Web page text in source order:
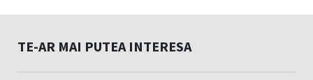
TE-AR MAI PUTEA INTERESA